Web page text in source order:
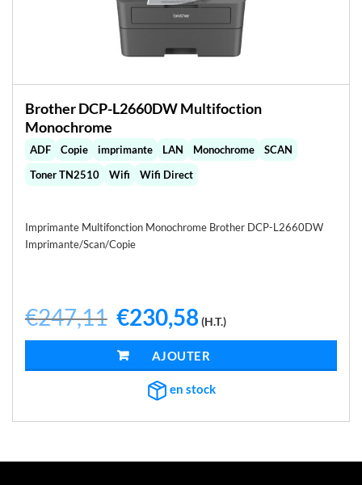
Brother DCP-L2660DW Multifoction
Monochrome
ADF Copie imprimante LAN Monochrome
SCAN
Toner TN2510
Wifi Wifi Direct
Imprimante Multifonction Monochrome Brother DCP-L2660DW
Imprimante/Scan/Copie
€247,11 Le
prix
initial
était :
€247,11.
€230,58prix
actuel
est :
€230,58.
(H.T.)
AJOUTER AU PANIER
en stock